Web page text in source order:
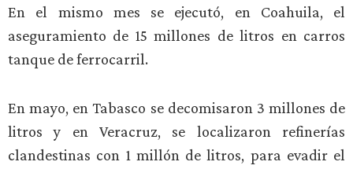
En el mismo mes se ejecutó, en Coahuila, el
aseguramiento de 15 millones de litros en carros
tanque de ferrocarril.
En mayo, en Tabasco se decomisaron 3 millones de
litros y en Veracruz, se localizaron refinerías
clandestinas con 1 millón de litros, para evadir el